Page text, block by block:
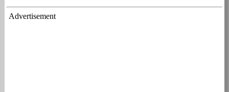
Advertisement